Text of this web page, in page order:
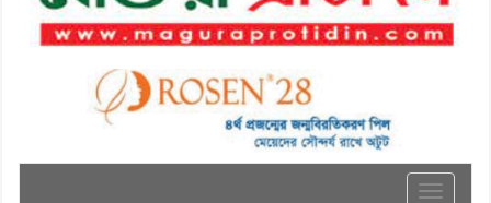
Toggle